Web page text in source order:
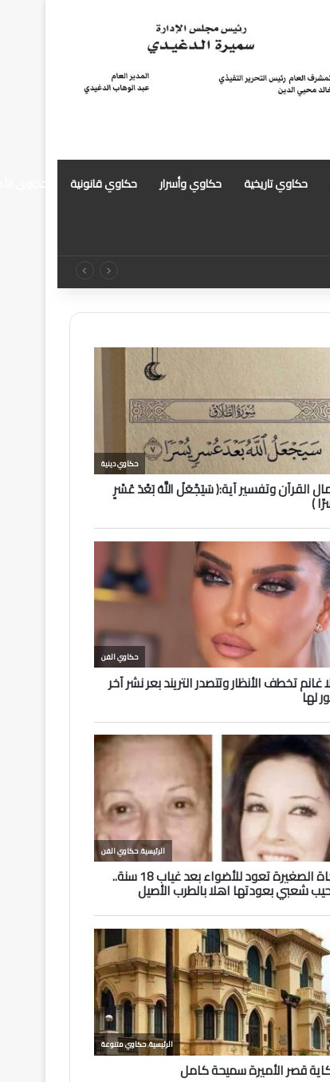
حكاوي تاريخية حكاوي وأسرار حكاوي قانونية حكاوي